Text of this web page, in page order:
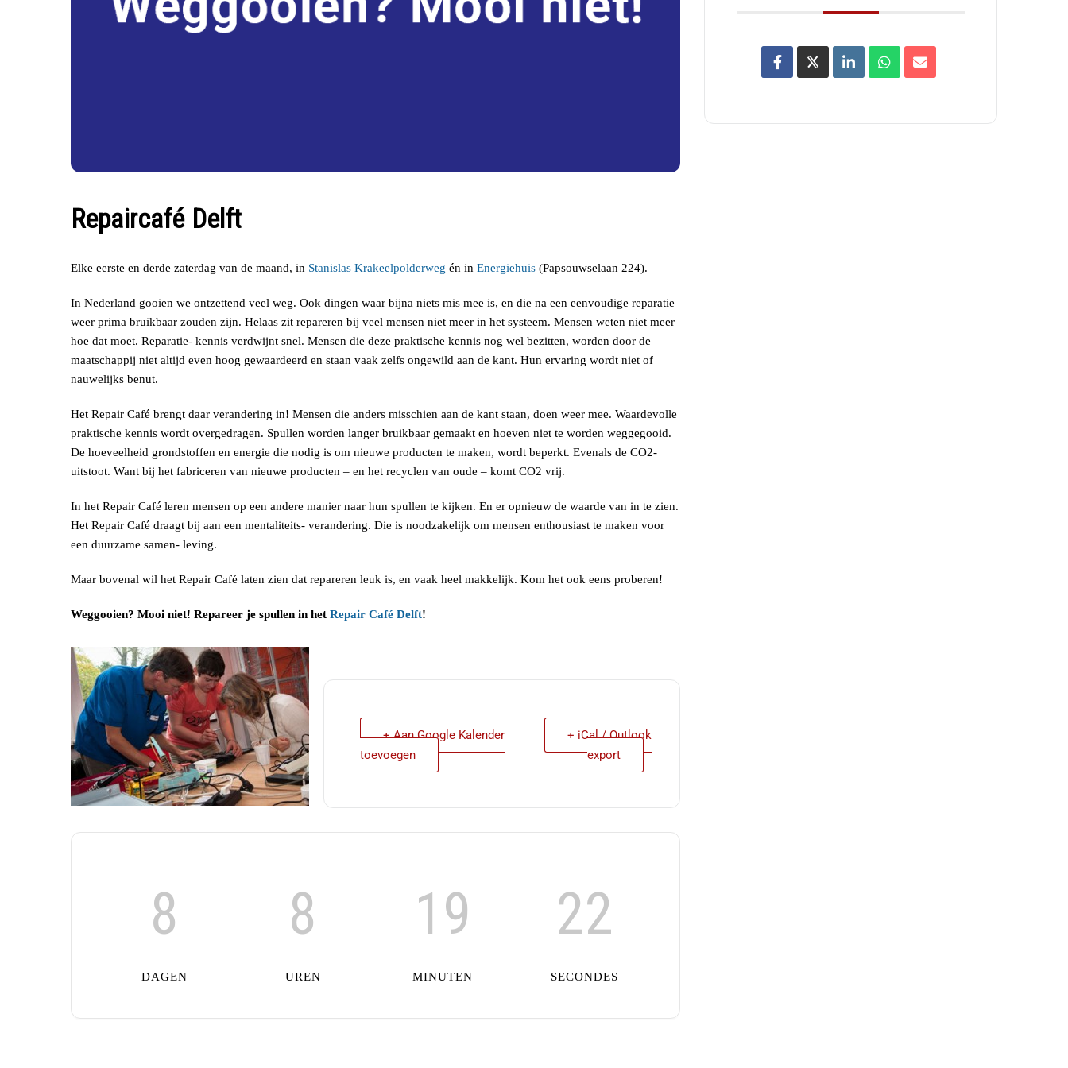
Repaircafé Delft
Elke eerste en derde zaterdag van de maand, in Stanislas Krakeelpolderweg én in Energiehuis (Papsouwselaan 224).
In Nederland gooien we ontzettend veel weg. Ook dingen waar bijna niets mis mee is, en die na een eenvoudige reparatie
weer prima bruikbaar zouden zijn. Helaas zit repareren bij veel mensen niet meer in het systeem. Mensen weten niet meer
hoe dat moet. Reparatie- kennis verdwijnt snel. Mensen die deze praktische kennis nog wel bezitten, worden door de
maatschappij niet altijd even hoog gewaardeerd en staan vaak zelfs ongewild aan de kant. Hun ervaring wordt niet of
nauwelijks benut.
Het Repair Café brengt daar verandering in! Mensen die anders misschien aan de kant staan, doen weer mee. Waardevolle
praktische kennis wordt overgedragen. Spullen worden langer bruikbaar gemaakt en hoeven niet te worden weggegooid.
De hoeveelheid grondstoffen en energie die nodig is om nieuwe producten te maken, wordt beperkt. Evenals de CO2-
uitstoot. Want bij het fabriceren van nieuwe producten – en het recyclen van oude – komt CO2 vrij.
In het Repair Café leren mensen op een andere manier naar hun spullen te kijken. En er opnieuw de waarde van in te zien.
Het Repair Café draagt bij aan een mentaliteits- verandering. Die is noodzakelijk om mensen enthousiast te maken voor
een duurzame samen- leving.
Maar bovenal wil het Repair Café laten zien dat repareren leuk is, en vaak heel makkelijk. Kom het ook eens proberen!
Weggooien? Mooi niet! Repareer je spullen in het Repair Café Delft!
+ Aan Google Kalender
toevoegen
+ iCal / Outlook
export
8
DAGEN
8
UREN
19
MINUTEN
22
SECONDES